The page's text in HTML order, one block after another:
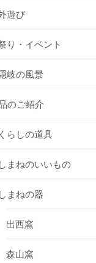
遊び
り・イベント
岐の風景
のご紹介
くらしの道具
しまねのいいもの
しまねの器
出西窯
森山窯